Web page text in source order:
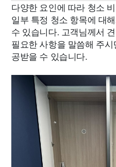
다양한 요인에 따라 청소
일부 특정 청소 항목에 대
수 있습니다. 고객님께서
필요한 사항을 말씀해 주
공받을 수 있습니다.